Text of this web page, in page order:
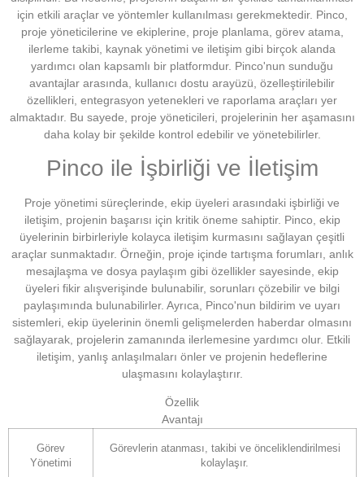
için etkili araçlar ve yöntemler kullanılması gerekmektedir. Pinco,
proje yöneticilerine ve ekiplerine, proje planlama, görev atama,
ilerleme takibi, kaynak yönetimi ve iletişim gibi birçok alanda
yardımcı olan kapsamlı bir platformdur. Pinco'nun sunduğu
avantajlar arasında, kullanıcı dostu arayüzü, özelleştirilebilir
özellikleri, entegrasyon yetenekleri ve raporlama araçları yer
almaktadır. Bu sayede, proje yöneticileri, projelerinin her aşamasını
daha kolay bir şekilde kontrol edebilir ve yönetebilirler.
Pinco ile İşbirliği ve İletişim
Proje yönetimi süreçlerinde, ekip üyeleri arasındaki işbirliği ve
iletişim, projenin başarısı için kritik öneme sahiptir. Pinco, ekip
üyelerinin birbirleriyle kolayca iletişim kurmasını sağlayan çeşitli
araçlar sunmaktadır. Örneğin, proje içinde tartışma forumları, anlık
mesajlaşma ve dosya paylaşım gibi özellikler sayesinde, ekip
üyeleri fikir alışverişinde bulunabilir, sorunları çözebilir ve bilgi
paylaşımında bulunabilirler. Ayrıca, Pinco'nun bildirim ve uyarı
sistemleri, ekip üyelerinin önemli gelişmelerden haberdar olmasını
sağlayarak, projelerin zamanında ilerlemesine yardımcı olur. Etkili
iletişim, yanlış anlaşılmaları önler ve projenin hedeflerine
ulaşmasını kolaylaştırır.
Özellik
Avantajı
Görev
Yönetimi
Görevlerin atanması, takibi ve önceliklendirilmesi
kolaylaşır.